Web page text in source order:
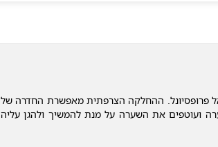
פרופסיונל. ההחלקה הצרפתית מאפשרת החדרה של
ועוטפים את השערה על מנת להמשיך ולהגן עליה